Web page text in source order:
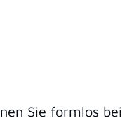
Sie formlos